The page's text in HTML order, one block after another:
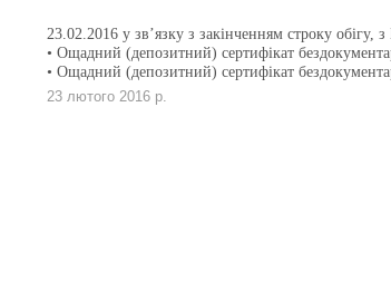
23.02.2016 у зв’язку з закінченням строку обігу,
• Ощадний (депозитний) сертифікат
• Ощадний (депозитний) сертифікат
23 лютого 2016 р.